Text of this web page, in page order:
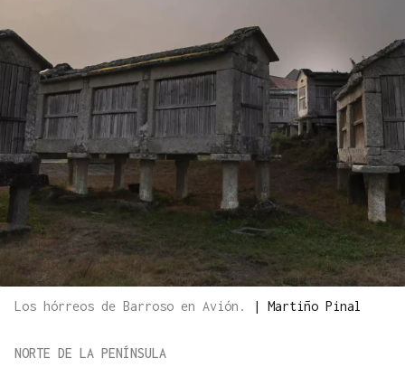
Los hórreos de Barroso en Avión. | Martiño Pinal
NORTE DE LA PENÍNSULA